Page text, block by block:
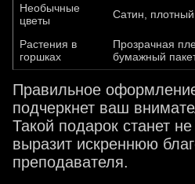
Необычные
цветы
Сатин, плотный
Растения в
горшках
Прозрачная
бумажный
Правильное
подчеркнет ваш
Такой подарок станет
выразит искреннюю
преподавателя.